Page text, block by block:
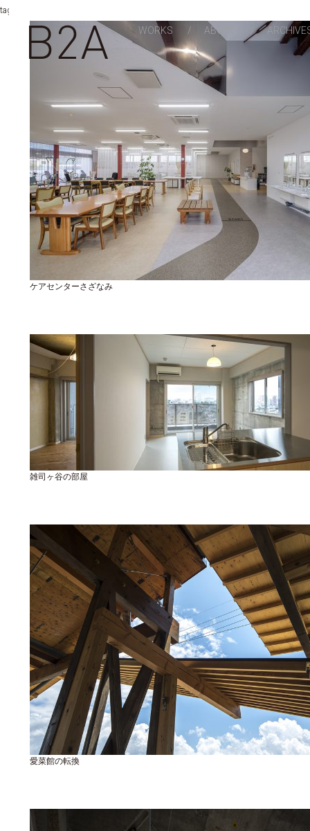
WORKS ABOUT
tag archives:
ケアセンターさざなみ
雑司ヶ谷の部屋
愛菜館の転換